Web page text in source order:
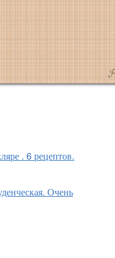
. 6 рецептов.
Очень